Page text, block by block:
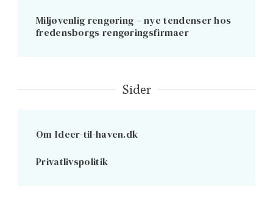
Miljøvenlig rengøring – nye tendenser hos
fredensborgs rengøringsfirmaer
Sider
Om Ideer-til-haven.dk
Privatlivspolitik